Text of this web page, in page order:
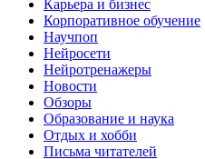
Карьера и бизнес
Корпоративное обучение
Научпоп
Нейросети
Нейротренажеры
Новости
Обзоры
Образование и наука
Отдых и хобби
Письма читателей